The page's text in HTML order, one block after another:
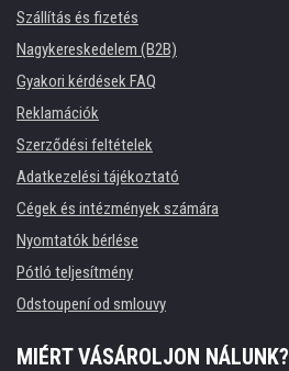
Szállítás és fizetés
Nagykereskedelem (B2B)
Gyakori kérdések FAQ
Reklamációk
Szerződési feltételek
Adatkezelési tájékoztató
Cégek és intézmények számára
Nyomtatók bérlése
Pótló teljesítmény
Odstoupení od smlouvy
MIÉRT VÁSÁROLJON NÁLUNK?